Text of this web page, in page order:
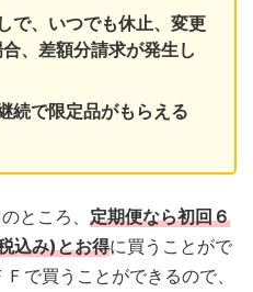
で、いつでも休止、変更
、差額分請求が発生し
続で限定品がもらえる
ところ、 定期便なら初回６
込み)とお得に買うことがで
で買うことができるので、